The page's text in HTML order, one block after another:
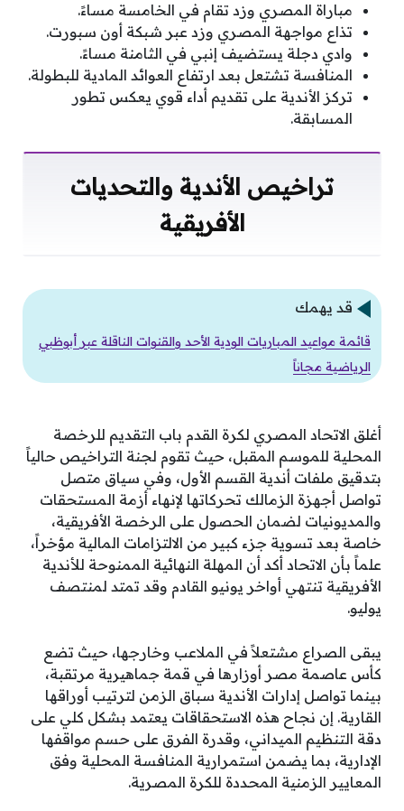
مباراة المصري وزد تقام في الخامسة مساءً.
تذاع مواجهة المصري وزد عبر شبكة أون سبورت.
وادي دجلة يستضيف إنبي في الثامنة مساءً.
المنافسة تشتعل بعد ارتفاع العوائد المادية للبطولة.
تركز الأندية على تقديم أداء قوي يعكس تطور
المسابقة.
تراخيص الأندية والتحديات
الأفريقية
قد يهمك
قائمة مواعيد المباريات الودية الأحد والقنوات الناقلة عبر أبوظبي
الرياضية مجاناً
أغلق الاتحاد المصري لكرة القدم باب التقديم للرخصة
المحلية للموسم المقبل، حيث تقوم لجنة التراخيص حالياً
بتدقيق ملفات أندية القسم الأول، وفي سياق متصل
تواصل أجهزة الزمالك تحركاتها لإنهاء أزمة المستحقات
والمديونيات لضمان الحصول على الرخصة الأفريقية،
خاصة بعد تسوية جزء كبير من الالتزامات المالية مؤخراً،
علماً بأن الاتحاد أكد أن المهلة النهائية الممنوحة للأندية
الأفريقية تنتهي أواخر يونيو القادم وقد تمتد لمنتصف
يوليو.
يبقى الصراع مشتعلاً في الملاعب وخارجها، حيث تضع
كأس عاصمة مصر أوزارها في قمة جماهيرية مرتقبة،
بينما تواصل إدارات الأندية سباق الزمن لترتيب أوراقها
القارية. إن نجاح هذه الاستحقاقات يعتمد بشكل كلي على
دقة التنظيم الميداني، وقدرة الفرق على حسم مواقفها
الإدارية، بما يضمن استمرارية المنافسة المحلية وفق
المعايير الزمنية المحددة للكرة المصرية.